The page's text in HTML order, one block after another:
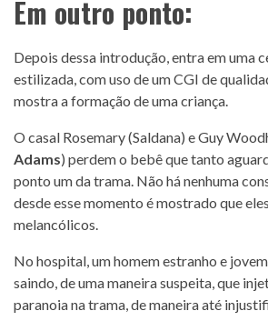
Em outro ponto:
Depois dessa introdução, entra em uma
estilizada, com uso de um CGI de
mostra a formação de uma criança.
O casal Rosemary (Saldana) e Guy
Adams) perdem o bebê que tanto
ponto um da trama. Não há nenhuma
desde esse momento é mostrado que
melancólicos.
No hospital, um homem estranho e
saindo, de uma maneira suspeita, que
paranoia na trama, de maneira até